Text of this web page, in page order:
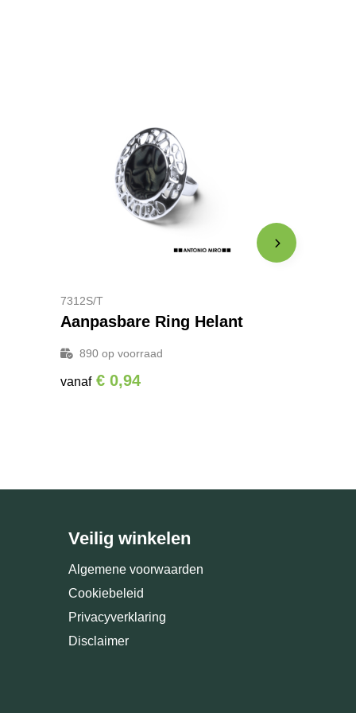
7312S/T
Aanpasbare Ring Helant
890 op voorraad
vanaf € 0,94
Veilig winkelen
Algemene voorwaarden
Cookiebeleid
Privacyverklaring
Disclaimer